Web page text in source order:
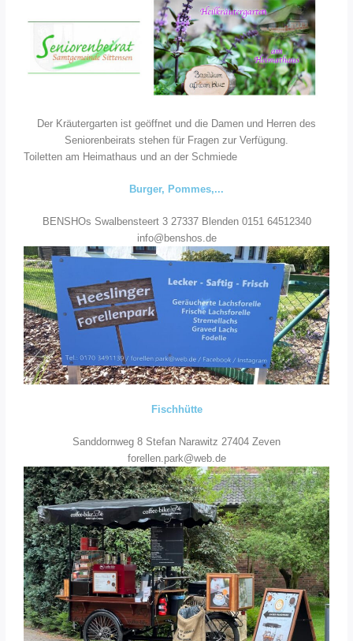
Der Kräutergarten ist geöffnet und die Damen und Herren des
Seniorenbeirats stehen für Fragen zur Verfügung.
Toiletten am Heimathaus und an der Schmiede
Burger, Pommes,...
BENSHOs Swalbensteert 3 27337 Blenden 0151 64512340
info@benshos.de
Fischhütte
Sanddornweg 8 Stefan Narawitz 27404 Zeven
forellen.park@web.de